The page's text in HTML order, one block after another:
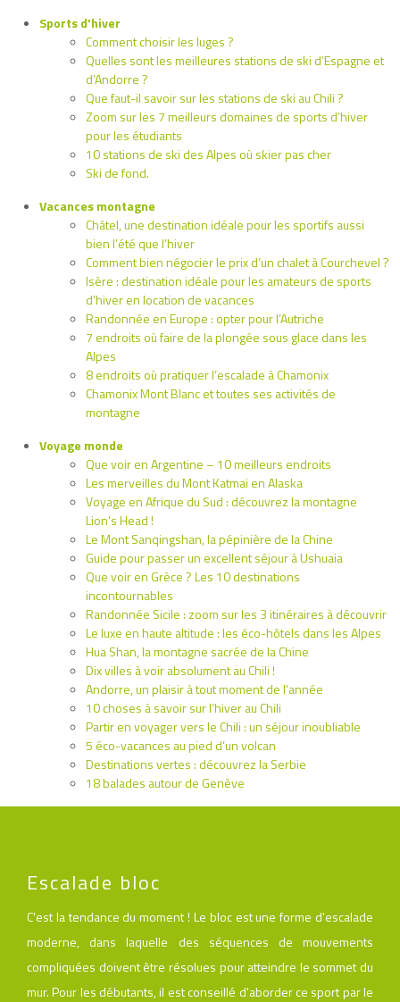
Sports d'hiver
Comment choisir les luges ?
Quelles sont les meilleures stations de ski d’Espagne et
d’Andorre ?
Que faut-il savoir sur les stations de ski au Chili ?
Zoom sur les 7 meilleurs domaines de sports d’hiver
pour les étudiants
10 stations de ski des Alpes où skier pas cher
Ski de fond.
Vacances montagne
Châtel, une destination idéale pour les sportifs aussi
bien l’été que l’hiver
Comment bien négocier le prix d’un chalet à Courchevel ?
Isère : destination idéale pour les amateurs de sports
d’hiver en location de vacances
Randonnée en Europe : opter pour l’Autriche
7 endroits où faire de la plongée sous glace dans les
Alpes
8 endroits où pratiquer l’escalade à Chamonix
Chamonix Mont Blanc et toutes ses activités de
montagne
Voyage monde
Que voir en Argentine – 10 meilleurs endroits
Les merveilles du Mont Katmai en Alaska
Voyage en Afrique du Sud : découvrez la montagne
Lion’s Head !
Le Mont Sanqingshan, la pépinière de la Chine
Guide pour passer un excellent séjour à Ushuaia
Que voir en Grèce ? Les 10 destinations
incontournables
Randonnée Sicile : zoom sur les 3 itinéraires à découvrir
Le luxe en haute altitude : les éco-hôtels dans les Alpes
Hua Shan, la montagne sacrée de la Chine
Dix villes à voir absolument au Chili !
Andorre, un plaisir à tout moment de l’année
10 choses à savoir sur l’hiver au Chili
Partir en voyager vers le Chili : un séjour inoubliable
5 éco-vacances au pied d’un volcan
Destinations vertes : découvrez la Serbie
18 balades autour de Genève
Escalade bloc
C'est la tendance du moment ! Le bloc est une forme d'escalade
moderne, dans laquelle des séquences de mouvements
compliquées doivent être résolues pour atteindre le sommet du
mur. Pour les débutants, il est conseillé d'aborder ce sport par le